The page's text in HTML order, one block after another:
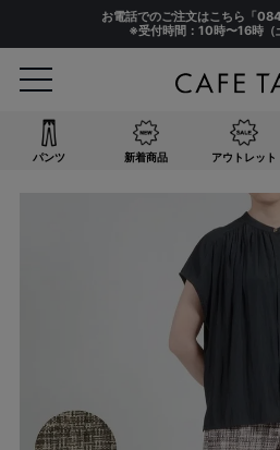
お電話でのご注文はこちら「
※受付時間：10時〜16時（
パンツ 新着商品 アウトレット